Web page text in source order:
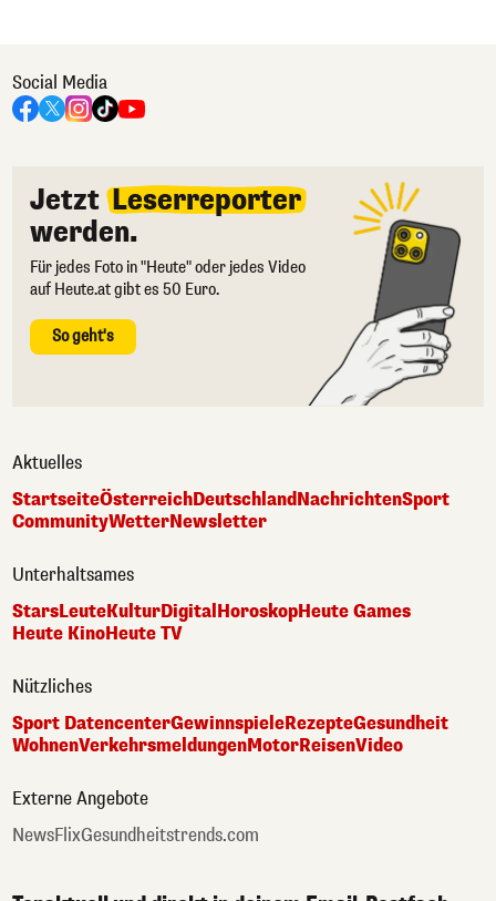
Social Media
Jetzt Leserreporter
werden.
Für jedes Foto in "Heute" oder jedes Video
auf Heute.at gibt es 50 Euro.
So geht's
Aktuelles
StartseiteÖsterreichDeutschlandNachrichtenSport
CommunityWetterNewsletter
Unterhaltsames
StarsLeuteKulturDigital HoroskopHeute Games
Heute KinoHeute TV
Nützliches
Sport DatencenterGewinnspieleRezepteGesundheit
WohnenVerkehrsmeldungenMotorReisenVideo
Externe Angebote
NewsFlixGesundheitstrends.com